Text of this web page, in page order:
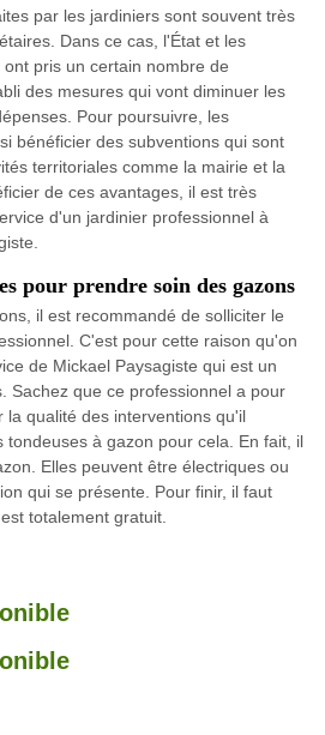
par les jardiniers sont souvent très
Dans ce cas, l'État et les
pris un certain nombre de
des mesures qui vont diminuer les
Pour poursuivre, les
bénéficier des subventions qui sont
territoriales comme la mairie et la
de ces avantages, il est très
d'un jardinier professionnel à
pour prendre soin des gazons
il est recommandé de solliciter le
C'est pour cette raison qu'on
de Mickael Paysagiste qui est un
Sachez que ce professionnel a pour
la qualité des interventions qu'il
tondeuses à gazon pour cela. En fait, il
Elles peuvent être électriques ou
qui se présente. Pour finir, il faut
totalement gratuit.